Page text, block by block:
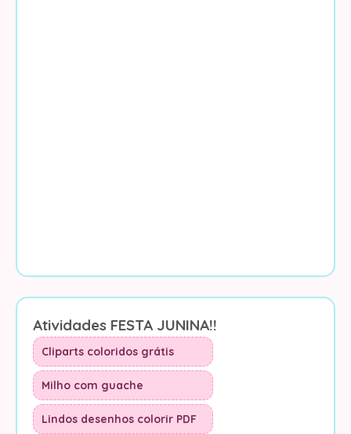
Atividades FESTA JUNINA!!
Cliparts coloridos grátis
Milho com guache
Lindos desenhos colorir PDF